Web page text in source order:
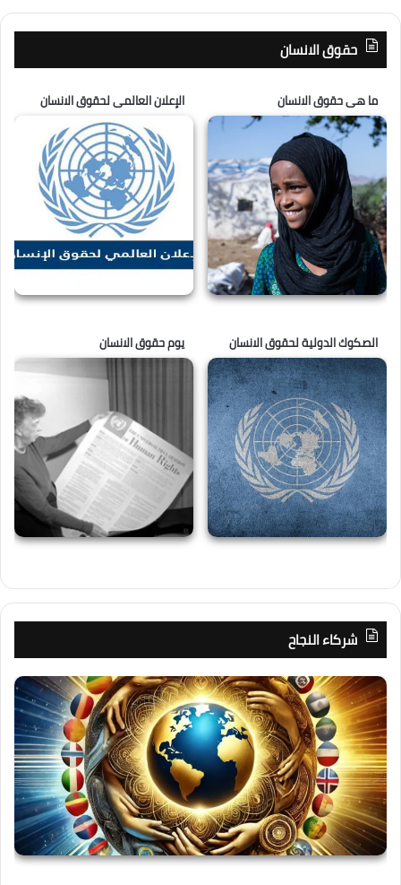
حقوق الانسان
ما هى حقوق الانسان الإعلان العالمى لحقوق الانسان
الصكوك الدولية لحقوق الانسان يوم حقوق الانسان
شركاء النجاح